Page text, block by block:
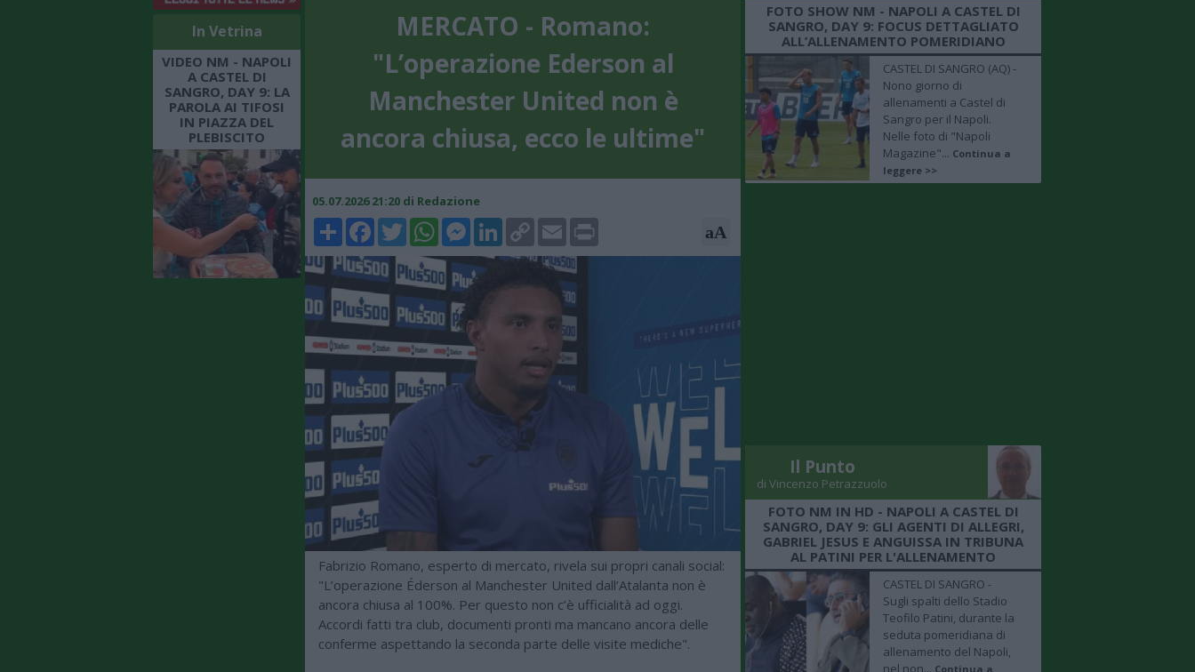
In Vetrina
VIDEO NM - NAPOLI
A CASTEL DI
SANGRO, DAY 9: LA
PAROLA AI TIFOSI
IN PIAZZA DEL
PLEBISCITO
MERCATO - Romano:
"L’operazione Ederson al
Manchester United non è
ancora chiusa, ecco le ultime"
05.07.2026 21:20 di Redazione
ShareFacebookTwitterWhatsAppMessenger
LinkedIn
Copy
Link
Email Print aA
Fabrizio Romano, esperto di mercato, rivela sui propri canali social:
"L’operazione Éderson al Manchester United dall’Atalanta non è
ancora chiusa al 100%. Per questo non c’è ufficialità ad oggi.
Accordi fatti tra club, documenti pronti ma mancano ancora delle
conferme aspettando la seconda parte delle visite mediche".
FOTO SHOW NM - NAPOLI A CASTEL DI
SANGRO, DAY 9: FOCUS DETTAGLIATO
ALL’ALLENAMENTO POMERIDIANO
CASTEL DI SANGRO (AQ) -
Nono giorno di
allenamenti a Castel di
Sangro per il Napoli.
Nelle foto di "Napoli
Magazine"... Continua a
leggere >>
Il Punto
di Vincenzo Petrazzuolo
FOTO NM IN HD - NAPOLI A CASTEL DI
SANGRO, DAY 9: GLI AGENTI DI ALLEGRI,
GABRIEL JESUS E ANGUISSA IN TRIBUNA
AL PATINI PER L'ALLENAMENTO
CASTEL DI SANGRO -
Sugli spalti dello Stadio
Teofilo Patini, durante la
seduta pomeridiana di
allenamento del Napoli,
nel non... Continua a